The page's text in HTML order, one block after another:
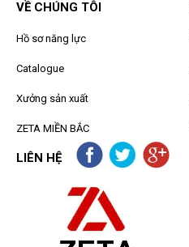
VỀ CHÚNG TÔI
Hồ sơ năng lực
Catalogue
Xưởng sản xuất
ZETA MIỀN BẮC
LIÊN HỆ